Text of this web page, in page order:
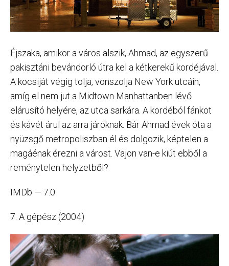
Éjszaka, amikor a város alszik, Ahmad, az egyszerű
pakisztáni bevándorló útra kel a kétkerekű kordéjával.
A kocsiját végig tolja, vonszolja New York utcáin,
amíg el nem jut a Midtown Manhattanben lévő
elárusító helyére, az utca sarkára. A kordéból fánkot
és kávét árul az arra járóknak. Bár Ahmad évek óta a
nyüzsgő metropoliszban él és dolgozik, képtelen a
magáénak érezni a várost. Vajon van-e kiút ebből a
reménytelen helyzetből?
IMDb — 7.0
7. A gépész (2004)